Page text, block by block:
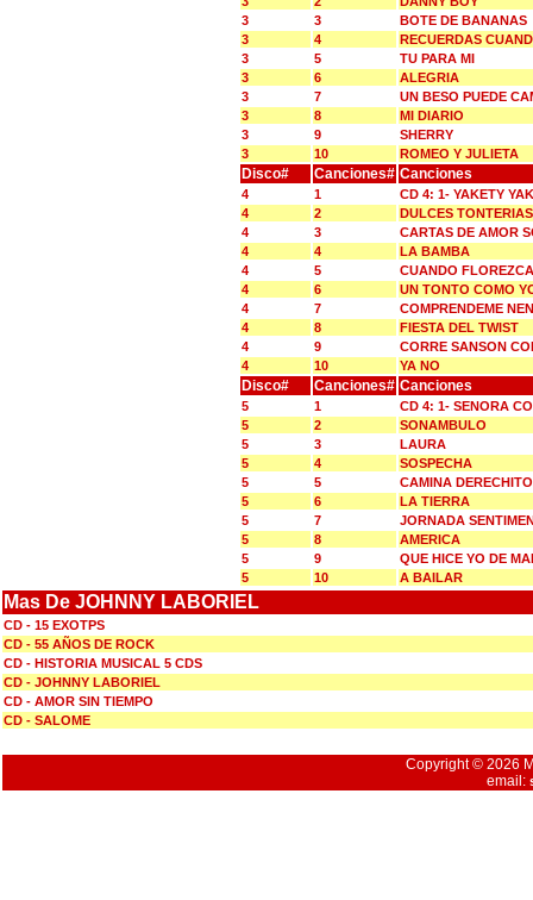
3
3
BOTE DE BANANAS
3
4
RECUERDAS
3
5
TU PARA MI
3
6
ALEGRIA
3
7
UN BESO PUEDE
3
8
MI DIARIO
3
9
SHERRY
3
10 ROMEO Y JULIETA
Disco# Canciones# Canciones
4 1
CD 4: 1- YAKETY YAK
4
2
DULCES TONTERIAS
4
3
CARTAS DE AMOR
4
4
LA BAMBA
4
5
CUANDO
4
6
UN TONTO COMO
4
7
COMPRENDEME
4
8
FIESTA DEL TWIST
4
9
CORRE SANSON
4
10 YA NO
Disco# Canciones# Canciones
5 1
CD 4: 1- SENORA
5
2
SONAMBULO
5
3
LAURA
5
4
SOSPECHA
5
5
CAMINA DERECHITO
5
6
LA TIERRA
5
7
JORNADA
5
8
AMERICA
5
9
QUE HICE YO DE
5
10 A BAILAR
Mas De JOHNNY LABORIEL
CD - 15 EXOTPS
CD - 55 AÑOS DE ROCK
CD - HISTORIA MUSICAL 5 CDS
CD - JOHNNY LABORIEL
CD - AMOR SIN TIEMPO
CD - SALOME
Copyright © 2026
email: